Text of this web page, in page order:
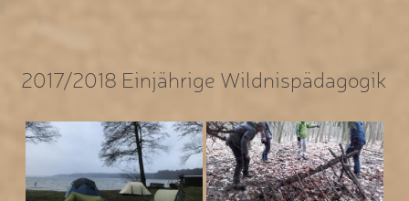
2017/2018 Einjährige Wildnispädagogik